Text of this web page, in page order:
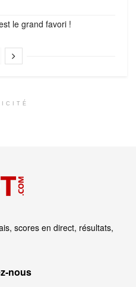
le grand favori !
scores en direct, résultats,